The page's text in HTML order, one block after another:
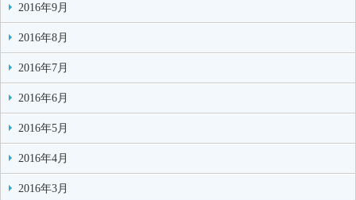
2016年9月
2016年8月
2016年7月
2016年6月
2016年5月
2016年4月
2016年3月